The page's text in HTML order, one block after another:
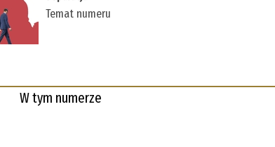
Temat numeru
W tym numerze